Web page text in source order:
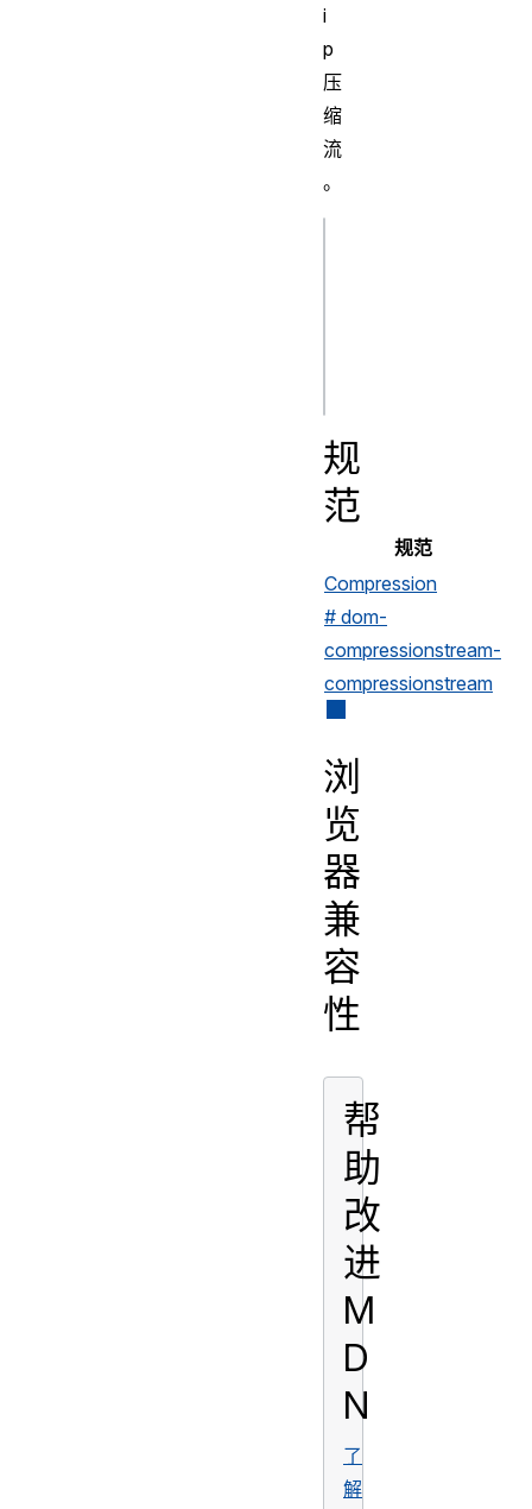
i
p
压
缩
流
。
规
范
规范
Compression
# dom-
compressionstream-
compressionstream
浏
览
器
兼
容
性
帮
助
改
进
M
D
N
了
解